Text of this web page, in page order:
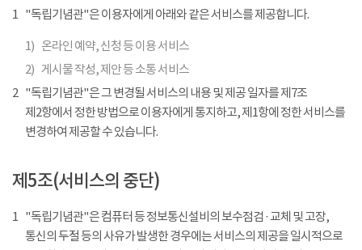
1 "독립기념관"은 이용자에게 아래와 같은 서비스를 제공합니다.
1) 온라인 예약, 신청 등 이용 서비스
2) 게시물 작성, 제안 등 소통 서비스
2 "독립기념관"은 그 변경될 서비스의 내용 및 제공 일자를 제7조
제2항에서 정한 방법으로 이용자에게 통지하고, 제1항에 정한 서비스를
변경하여 제공할 수 있습니다.
제5조(서비스의 중단)
1 "독립기념관"은 컴퓨터 등 정보통신설비의 보수점검 · 교체 및 고장,
통신의 두절 등의 사유가 발생한 경우에는 서비스의 제공을 일시적으로